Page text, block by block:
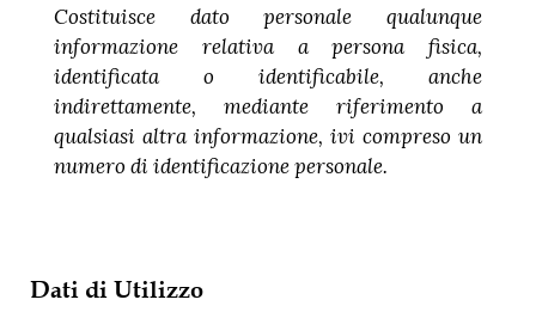
Costituisce dato personale qualunque
informazione relativa a persona fisica,
identificata o identificabile, anche
indirettamente, mediante riferimento a
qualsiasi altra informazione, ivi compreso un
numero di identificazione personale.
Dati di Utilizzo